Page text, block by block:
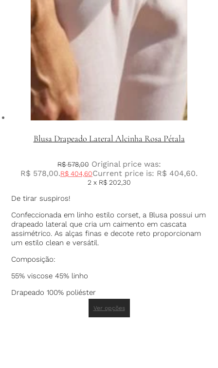
Blusa Drapeado Lateral Alcinha Rosa Pétala
R$578,00 Original price was:
R$ 578,00.R$ 404,60Current price is: R$ 404,60.
2 x R$202,30
De tirar suspiros!
Confeccionada em linho estilo corset, a Blusa possui um
drapeado lateral que cria um caimento em cascata
assimétrico. As alças finas e decote reto proporcionam
um estilo clean e versátil.
Composição:
55% viscose 45% linho
Drapeado 100% poliéster
Ver opções